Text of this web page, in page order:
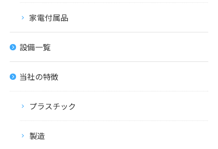
家電付属品
設備一覧
当社の特徴
プラスチック
製造